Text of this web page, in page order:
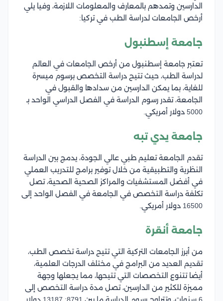
الدارسين وتمدهم بالمعارف والمعلومات اللازمة، وفيا يلي
أرخص الجامعات لدراسة الطب في تركيا:
جامعة إسطنبول
تعتبر جامعة إسطنبول من أرخص الجامعات في العالم
لدراسة الطب، حيث تتيح دراسة التخصص برسوم ميسرة
للغاية، بما يمكن الدارسين من سدادها والقبول في
الجامعة، تقدر رسوم الدراسة في الفصل الدراسي الواحد بـ
5000 دولار أمريكي.
جامعة يدي تبه
تقدم الجامعة تعليم طبي عالي الجودة، يدمج بين الدراسة
النظرية والتطبيقية من خلال توفير برامج للتدريب العملي
في أفضل المستشفيات والمراكز الصحية الصحية، تصل
تكلفة دراسة التخصص في الجامعة في الفصل الواحد إلى
16500 دولار أمريكي.
جامعة أنقرة
من أبرز الجامعات التركية التي تتيح دراسة تخصص الطب،
تقديم العديد من البرامج في مختلف الدرجات العلمية،
أيضا تتنوع التخصصات التي تتيحها، مما يجعلها وجهة
مميزة للكثير من الدارسين، تصل مدة دراسة التخصص إلى